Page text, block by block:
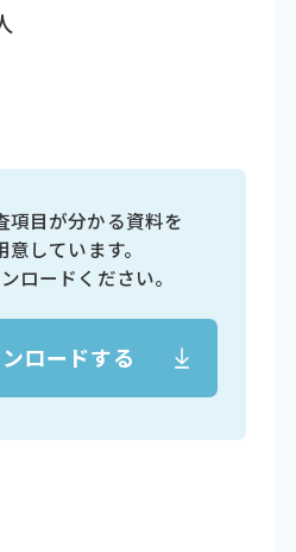
項目が分かる資料を
意しています。
ロードください。
ロードする